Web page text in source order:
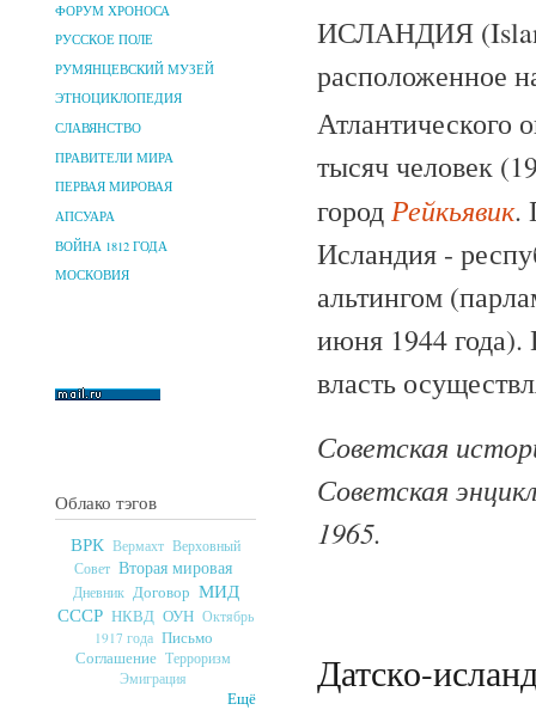
ФОРУМ ХРОНОСА
РУССКОЕ ПОЛЕ
РУМЯНЦЕВСКИЙ МУЗЕЙ
ЭТНОЦИКЛОПЕДИЯ
СЛАВЯНСТВО
ПРАВИТЕЛИ МИРА
ПЕРВАЯ МИРОВАЯ
АПСУАРА
ВОЙНА 1812 ГОДА
МОСКОВИЯ
Облако тэгов
ВРК Вермахт Верховный
Совет Вторая мировая
Дневник Договор МИД
СССР НКВД ОУН Октябрь
1917 года Письмо
Соглашение Терроризм
Эмиграция
Ещё
ИСЛАНДИЯ
расположенное
Атлантического
тысяч человек
город Рейкьявик.
Исландия -
альтингом
июня 1944 года).
власть
Советская
Советская
1965.
Датско-